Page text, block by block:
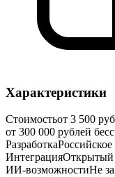
Характеристики
Стоимостьот 3 500
от 300 000 рублей
Разработка
Интеграция
ИИ-возможностиНе